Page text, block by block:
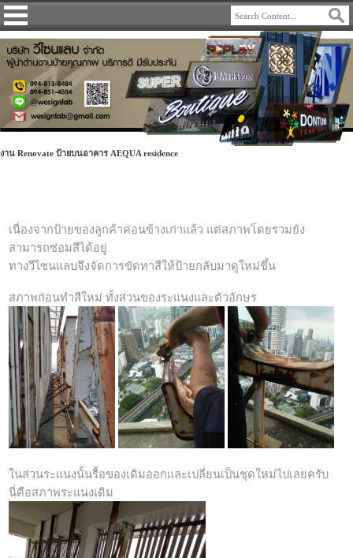
งาน Renovate ป้ายบนอาคาร AEQUA residence
เนื่องจากป้ายของลูกค้าค่อนข้างเก่าแล้ว แต่สภาพโดยรวมยัง
สามารถซ่อมสีได้อยู่
ทางวีไซนแลบจึงจัดการขัดทาสีให้ป้ายกลับมาดูใหม่ขึ้น
สภาพก่อนทำสีใหม่ ทั้งส่วนของระแนงและตัวอักษร
ในส่วนระแนงนั้นรื้อของเดิมออกและเปลี่ยนเป็นชุดใหม่ไปเลยครับ
นี่คือสภาพระแนงเดิม